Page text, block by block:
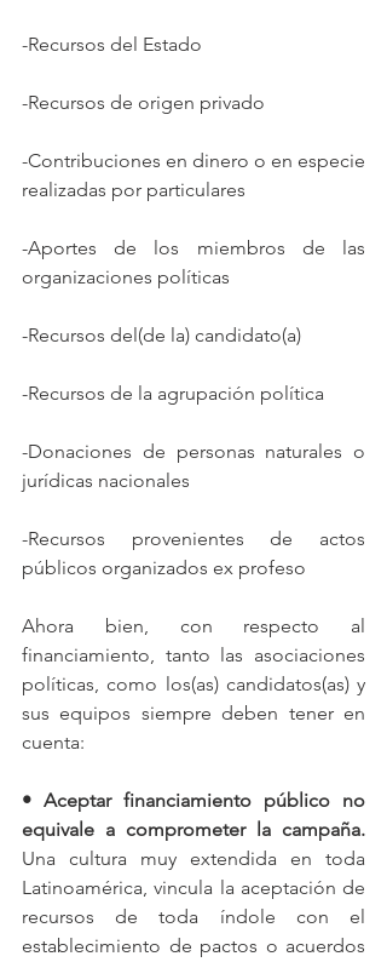
-Recursos del Estado
-Recursos de origen privado
-Contribuciones en dinero o en especie
realizadas por particulares
-Aportes de los miembros de las
organizaciones políticas
-Recursos del(de la) candidato(a)
-Recursos de la agrupación política
-Donaciones de personas naturales o
jurídicas nacionales
-Recursos provenientes de actos
públicos organizados ex profeso
Ahora bien, con respecto al
financiamiento, tanto las asociaciones
políticas, como los(as) candidatos(as) y
sus equipos siempre deben tener en
cuenta:
• Aceptar financiamiento público no
Una cultura muy extendida en toda
Latinoamérica, vincula la aceptación de
recursos de toda índole con el
establecimiento de pactos o acuerdos